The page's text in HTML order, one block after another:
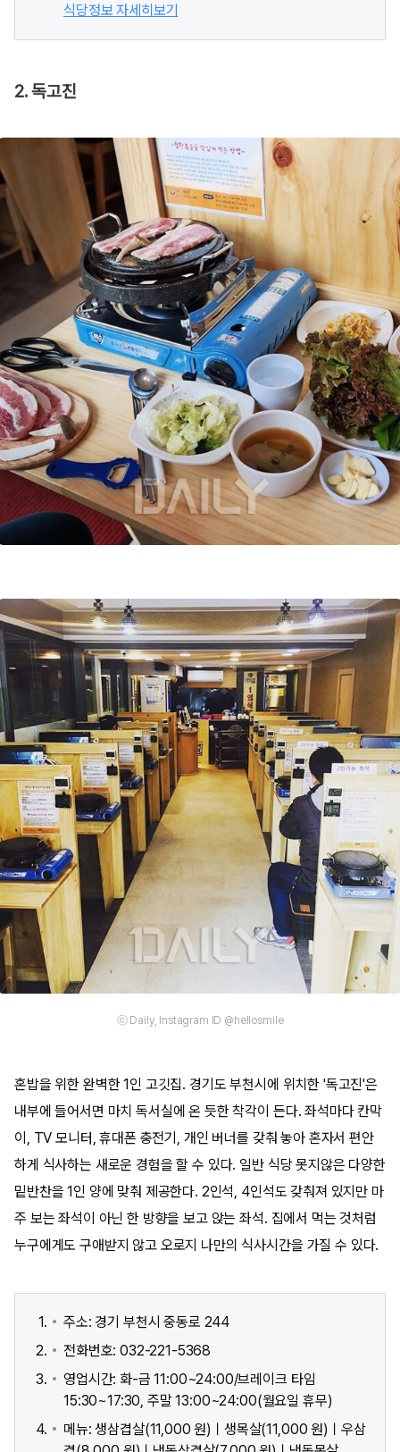
식당정보 자세히보기
2. 독고진
ⓒ Daily, Instagram ID @hellosmile
혼밥을 위한 완벽한 1인 고깃집. 경기도 부천시에 위치한 '독고진'은
내부에 들어서면 마치 독서실에 온 듯한 착각이 든다. 좌석마다 칸막
이, TV 모니터, 휴대폰 충전기, 개인 버너를 갖춰 놓아 혼자서 편안
하게 식사하는 새로운 경험을 할 수 있다. 일반 식당 못지않은 다양한
밑반찬을 1인 양에 맞춰 제공한다. 2인석, 4인석도 갖춰져 있지만 마
주 보는 좌석이 아닌 한 방향을 보고 앉는 좌석. 집에서 먹는 것처럼
누구에게도 구애받지 않고 오로지 나만의 식사시간을 가질 수 있다.
주소: 경기 부천시 중동로 244
전화번호: 032-221-5368
영업시간: 화-금 11:00~24:00/브레이크 타임
15:30~17:30, 주말 13:00~24:00(월요일 휴무)
메뉴: 생삼겹살(11,000 원)ㅣ생목살(11,000 원)ㅣ우삼